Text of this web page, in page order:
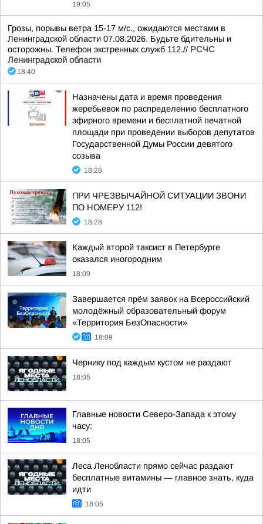
19:05
Грозы, порывы ветра 15-17 м/с., ожидаются местами в
Ленинградской области 07.08.2026. Будьте бдительны и
осторожны. Телефон экстренных служб 112.// РСЧС
Ленинградской области
18:40
Назначены дата и время проведения
жеребьевок по распределению бесплатного
эфирного времени и бесплатной печатной
площади при проведении выборов депутатов
Государственной Думы России девятого
созыва
18:28
ПРИ ЧРЕЗВЫЧАЙНОЙ СИТУАЦИИ ЗВОНИ
ПО НОМЕРУ 112!
18:28
Каждый второй таксист в Петербурге
оказался иногородним
18:09
Завершается прём заявок на Всероссийский
молодёжный образовательный форум
«Территория БезОпасности»
18:09
Чернику под каждым кустом не раздают
18:05
Главные новости Северо-Запада к этому
часу:
18:05
Леса Ленобласти прямо сейчас раздают
бесплатные витамины — главное знать, куда
идти
18:05